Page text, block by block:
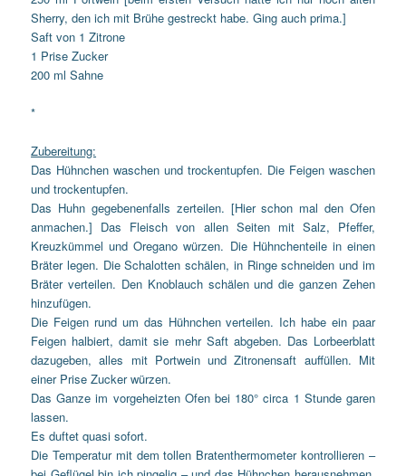
Sherry, den ich mit Brühe gestreckt habe. Ging auch prima.]
Saft von 1 Zitrone
1 Prise Zucker
200 ml Sahne
*
Zubereitung:
Das Hühnchen waschen und trockentupfen. Die Feigen waschen
und trockentupfen.
Das Huhn gegebenenfalls zerteilen. [Hier schon mal den Ofen
anmachen.] Das Fleisch von allen Seiten mit Salz, Pfeffer,
Kreuzkümmel und Oregano würzen. Die Hühnchenteile in einen
Bräter legen. Die Schalotten schälen, in Ringe schneiden und im
Bräter verteilen. Den Knoblauch schälen und die ganzen Zehen
hinzufügen.
Die Feigen rund um das Hühnchen verteilen. Ich habe ein paar
Feigen halbiert, damit sie mehr Saft abgeben. Das Lorbeerblatt
dazugeben, alles mit Portwein und Zitronensaft auffüllen. Mit
einer Prise Zucker würzen.
Das Ganze im vorgeheizten Ofen bei 180° circa 1 Stunde garen
lassen.
Es duftet quasi sofort.
Die Temperatur mit dem tollen Bratenthermometer kontrollieren –